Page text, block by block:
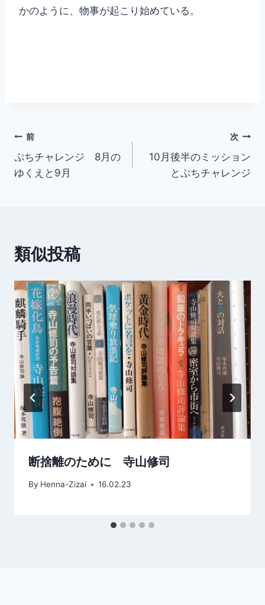
かのように、物事が起こり始めている。
投
稿
ー
シ
ョ
ン
前
ぷちチャレンジ 8月の
ゆくえと9月
次
10月後半のミッション
とぷちチャレンジ
類似投稿
断捨離のために 寺山修司
By Henna-Zizai 16.02.23